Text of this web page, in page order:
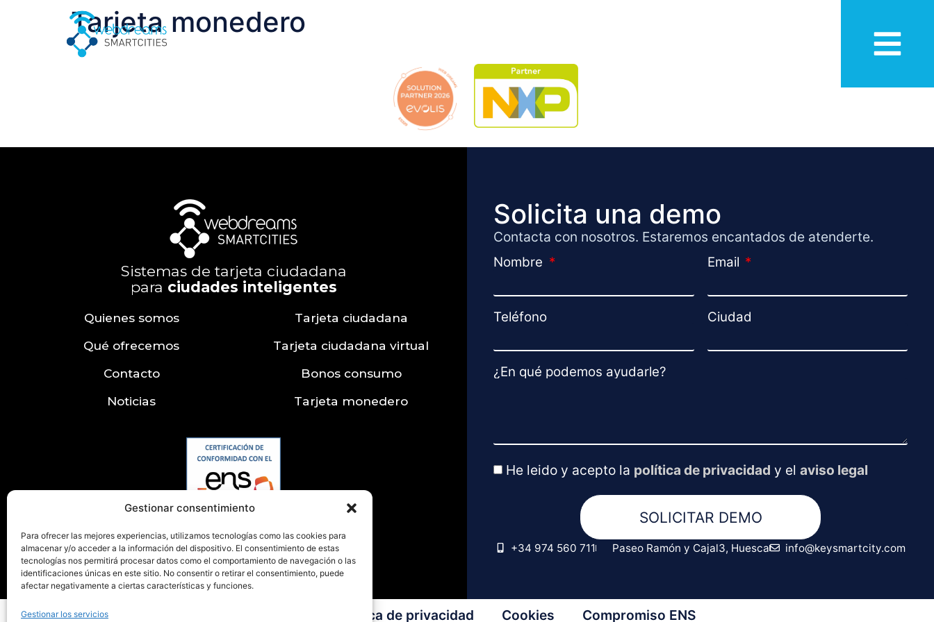
Gestionar consentimiento
Para ofrecer las mejores experiencias, utilizamos tecnologías como las cookies para
almacenar y/o acceder a la información del dispositivo. El consentimiento de estas
tecnologías nos permitirá procesar datos como el comportamiento de navegación o las
identificaciones únicas en este sitio. No consentir o retirar el consentimiento, puede
afectar negativamente a ciertas características y funciones.
Gestionar los servicios
Tarjeta monedero
Sistemas de tarjeta ciudadana
para ciudades inteligentes
Quienes somos
Qué ofrecemos
Contacto
Noticias
Tarjeta ciudadana
Tarjeta ciudadana virtual
Bonos consumo
Tarjeta monedero
Solicita una demo
Contacta con nosotros. Estaremos encantados de atenderte.
Nombre Email
Teléfono Ciudad
¿En qué podemos ayudarle?
He leido y acepto la política de privacidad y elaviso legal
SOLICITAR DEMO
+34 974 560 711 Paseo Ramón y Cajal3, Huesca info@keysmartcity.com
Política de privacidad Cookies Compromiso ENS